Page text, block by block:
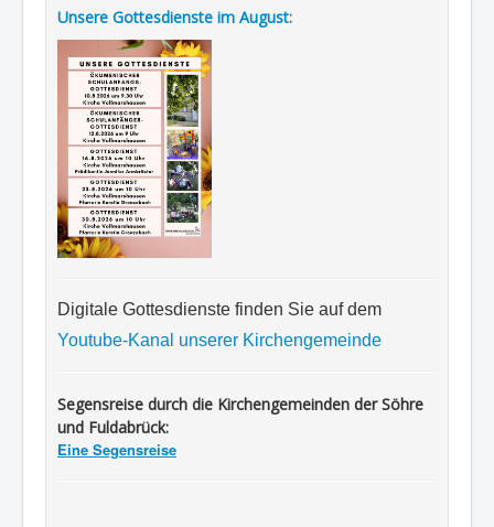
Unsere Gottesdienste im August:
Digitale Gottesdienste finden Sie auf dem
Youtube-Kanal unserer Kirchengemeinde
Segensreise durch die Kirchengemeinden der Söhre
und Fuldabrück:
Eine Segensreise